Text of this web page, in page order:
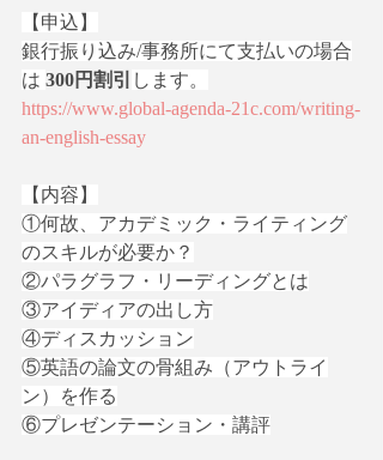
【申込】
銀行振り込み/事務所にて支払いの場合
は 300円割引 します。
https://www.global-agenda-21c.com/writing-
an-english-essay
【内容】
①何故、アカデミック・ライティング
のスキルが必要か？
②パラグラフ・リーディングとは
③アイディアの出し方
④ディスカッション
⑤英語の論文の骨組み（アウトライ
ン）を作る
⑥プレゼンテーション・講評